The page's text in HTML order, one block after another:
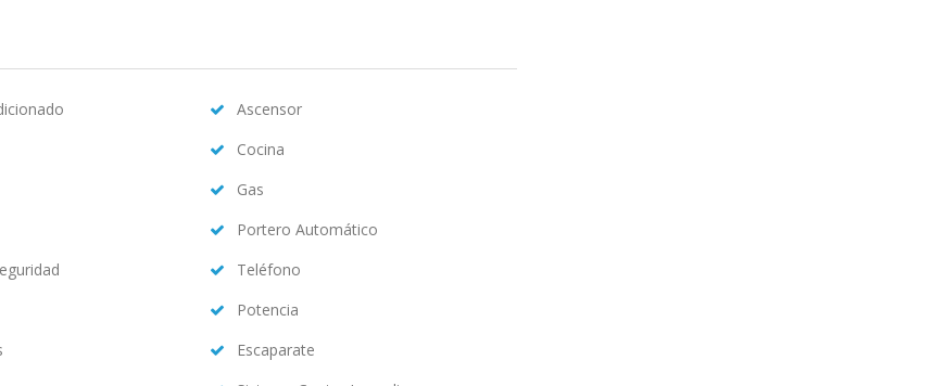
Ascensor
Cocina
Gas
Portero Automático
Teléfono
Potencia
Escaparate